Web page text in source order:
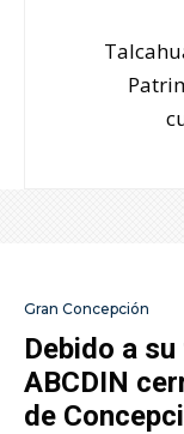
Gran Concepción
Debido a
ABCDIN
de